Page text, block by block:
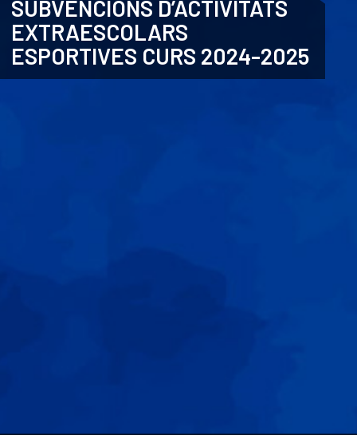
CATALÀ
SUBVENCIONS D’ACTIVITATS
EXTRAESCOLARS
ESPORTIVES CURS 2024-2025